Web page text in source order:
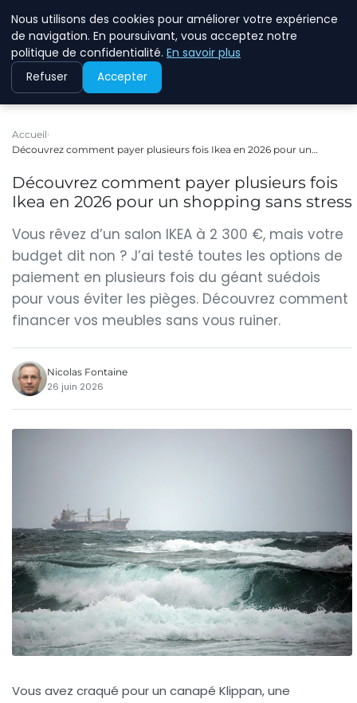
WINFESSOR
Accueil
Découvrez comment payer plusieurs fois Ikea en 2026 pour un…
Découvrez comment payer plusieurs fois
Ikea en 2026 pour un shopping sans stress
Vous rêvez d’un salon IKEA à 2 300 €, mais votre
budget dit non ? J’ai testé toutes les options de
paiement en plusieurs fois du géant suédois
pour vous éviter les pièges. Découvrez comment
financer vos meubles sans vous ruiner.
Nicolas Fontaine
26 juin 2026
Vous avez craqué pour un canapé Klippan, une
Nous utilisons des cookies pour améliorer votre expérience
de navigation. En poursuivant, vous acceptez notre
politique de confidentialité. En savoir plus
Refuser Accepter